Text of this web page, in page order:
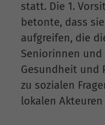
statt. Die 1.
betonte, dass
aufgreifen, die
Seniorinnen
Gesundheit und
zu sozialen
lokalen